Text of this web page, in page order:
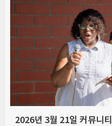
년 3월 21일 커뮤니티 밀 풍경